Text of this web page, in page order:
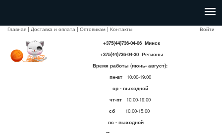
Главная | Доставка и оплата | Оптовикам | Контакты
Войти
+375(44)736-04-06 Минск
+375(44)736-04-30 Регионы
Время работы (июнь- август):
пн-вт
10:00-19:00
ср - выходной
чт-пт 10:00-19:00
сб
10:00-15:00
вс - выходной